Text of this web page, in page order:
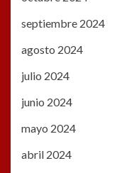
septiembre 2024
agosto 2024
julio 2024
junio 2024
mayo 2024
abril 2024